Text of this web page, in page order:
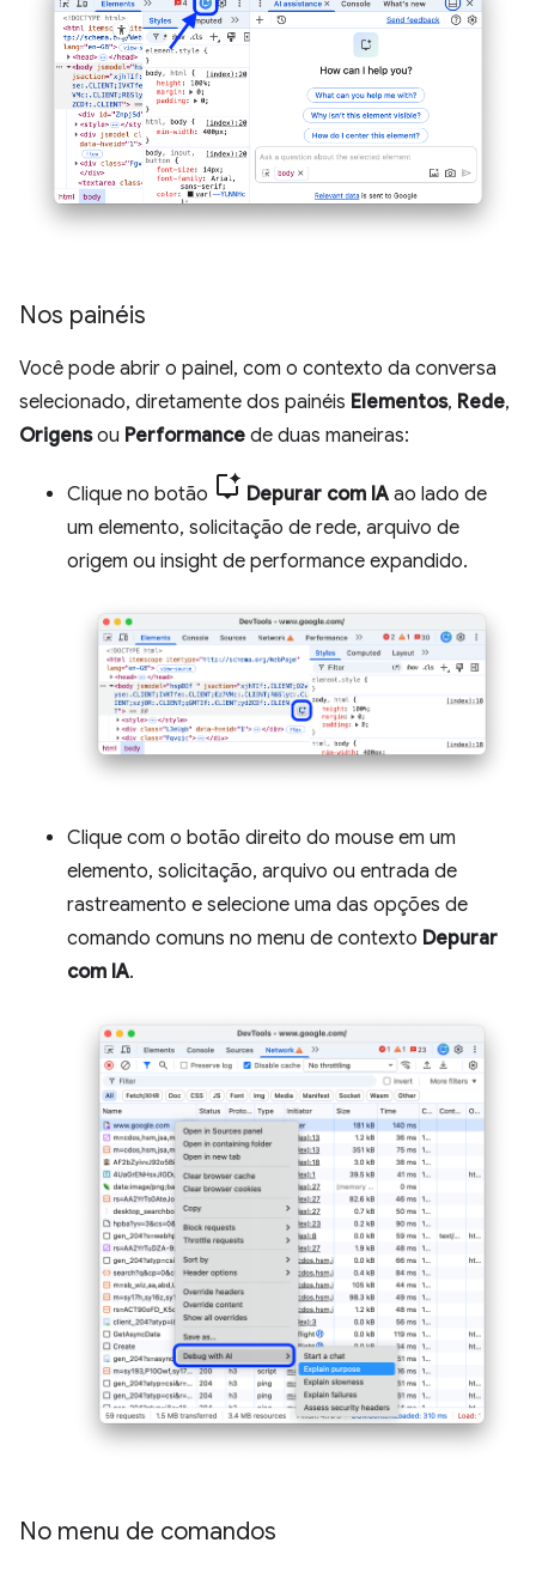
Nos painéis
Você pode abrir o painel, com o contexto da conversa
selecionado, diretamente dos painéis Elementos, Rede,
Origensou Performance de duas maneiras:
Clique no botão Depurar com IA ao lado de
um elemento, solicitação de rede, arquivo de
origem ou insight de performance expandido.
Clique com o botão direito do mouse em um
elemento, solicitação, arquivo ou entrada de
rastreamento e selecione uma das opções de
comando comuns no menu de contexto Depurar
com IA.
No menu de comandos